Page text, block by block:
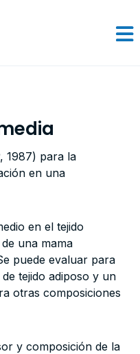
1987) para la
en una
en el tejido
una mama
puede evaluar para
tejido adiposo y un
otras composiciones
y composición de la